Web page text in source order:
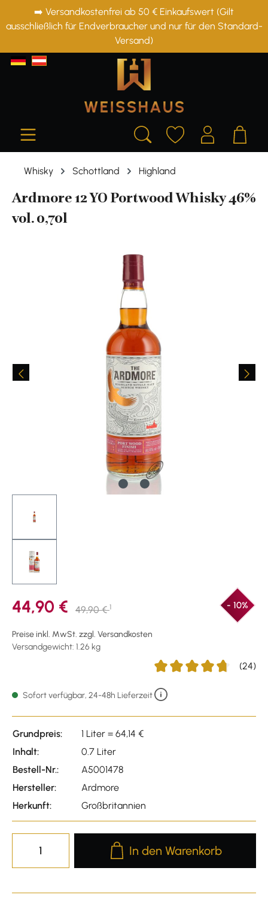
springen
➡️ Versandkostenfrei ab 50 € Einkaufswert (Gilt
ausschließlich für Endverbraucher und nur für den Standard-
Versand)
Whisky Schottland Highland
Ardmore 12 YO Portwood Whisky 46%
vol. 0,70l
44,90 € 49,90 €1 - 10%
Preise inkl. MwSt. zzgl. Versandkosten
Versandgewicht: 1.26 kg
(24)
Sofort verfügbar, 24-48h Lieferzeit
Grundpreis:
1 Liter = 64,14 €
Inhalt:
0.7 Liter
Bestell-Nr.:
A5001478
Hersteller:
Ardmore
Herkunft:
Großbritannien
Produkt Anzahl: Gib den
In den Warenkorb